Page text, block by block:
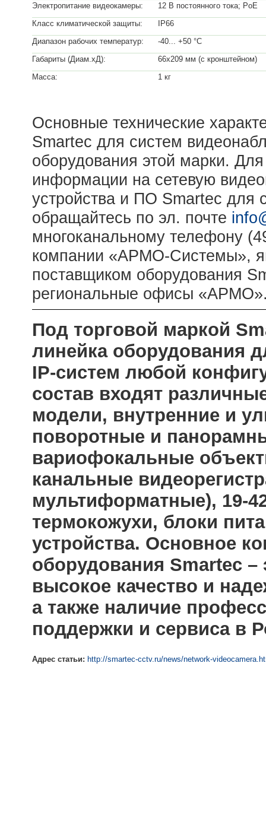
Электропитание видеокамеры:
12 В постоянного тока; PoE
Класс климатической защиты:
IP66
Диапазон рабочих температур:
-40... +50 °С
Габариты (Диам.хД):
66х209 мм (с кронштейном)
Масса:
1 кг
Основные технические
Smartec для систем
оборудования этой марки.
информации на сетевую
устройства и ПО Smartec для
обращайтесь по эл. почте
многоканальному телефону
компании «АРМО-Системы»,
поставщиком оборудования
региональные офисы
Под торговой маркой
линейка оборудования
IP-систем любой
состав входят
модели, внутренние и
поворотные и
вариофокальные
канальные
мультиформатные), 19-
термокожухи, блоки
устройства. Основное
оборудования Smartec
высокое качество и
а также наличие
поддержки и сервиса в
Адрес статьи: http://smartec-cctv.ru/news/network-